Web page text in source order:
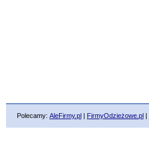
Polecamy: AleFirmy.pl | FirmyOdzieżowe.pl |